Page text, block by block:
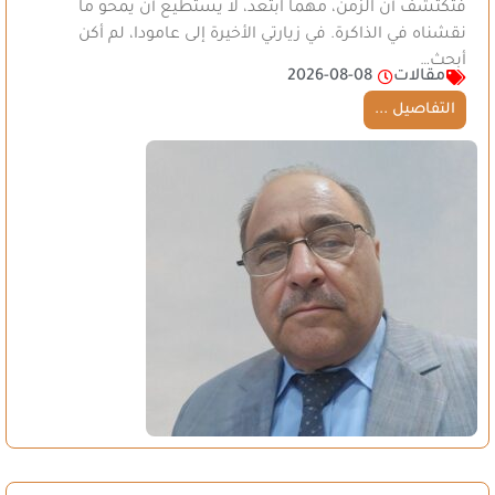
فتكتشف أن الزمن، مهما ابتعد، لا يستطيع أن يمحو ما
نقشناه في الذاكرة. في زيارتي الأخيرة إلى عامودا، لم أكن
أبحث…
مقالات
2026-08-08
التفاصيل ...